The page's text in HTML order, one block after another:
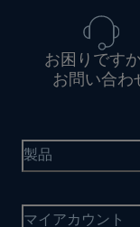
お困りです
お問い合わ
製品
マイアカウント